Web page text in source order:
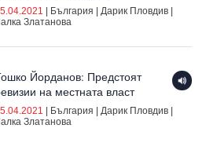
| България | Дарик Пловдив|
Златанова
Йорданов: Предстоят
на местната власт
България Дарик Пловдив|
Златанова